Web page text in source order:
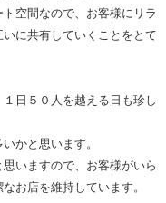
空間なので、お客様にリラ
に共有していくことをとて
日５０人を越える日も珍し
かと思います。
いますので、お客様がいら
お店を維持しています。